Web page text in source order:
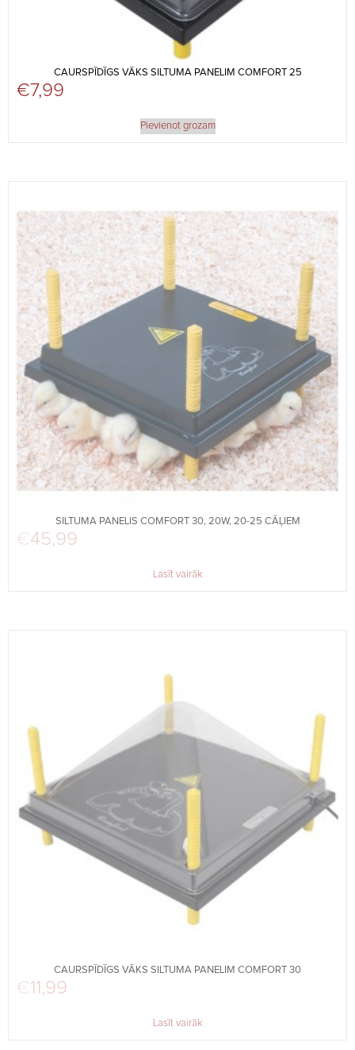
CAURSPĪDĪGS VĀKS SILTUMA PANELIM COMFORT 25
€7,99
Pievienot grozam
SILTUMA PANELIS COMFORT 30, 20W, 20-25 CĀĻIEM
€45,99
Lasīt vairāk
CAURSPĪDĪGS VĀKS SILTUMA PANELIM COMFORT 30
€11,99
Lasīt vairāk